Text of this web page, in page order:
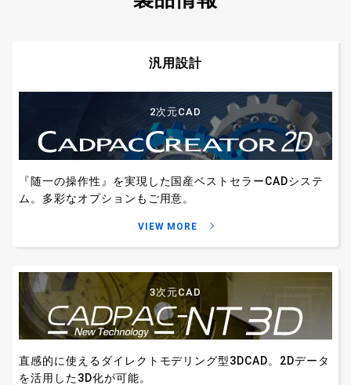
汎用設計
2次元CAD
『随一の操作性』を実現した国産ベストセラーCADシステ
ム。多彩なオプションもご用意。
VIEW MORE
3次元CAD
直感的に使えるダイレクトモデリング型3DCAD。 2Dデータ
を活用した3D化が可能。